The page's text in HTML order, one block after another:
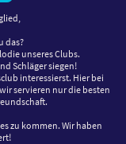
das?
unseres Clubs.
Schläger siegen!
interessierst. Hier bei
servieren nur die besten
zu kommen. Wir haben